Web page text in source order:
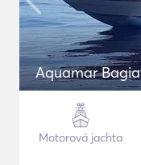
Aquamar Bagia
Motorová jachta